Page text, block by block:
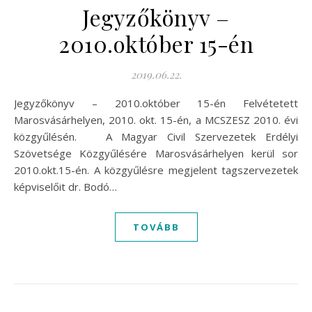
Jegyzőkönyv –
2010.október 15-én
2019.06.22.
Jegyzőkönyv – 2010.október 15-én Felvétetett
Marosvásárhelyen, 2010. okt. 15-én, a MCSZESZ 2010. évi
közgyűlésén. A Magyar Civil Szervezetek Erdélyi
Szövetsége Közgyűlésére Marosvásárhelyen kerül sor
2010.okt.15-én. A közgyűlésre megjelent tagszervezetek
képviselőit dr. Bodó…
TOVÁBB